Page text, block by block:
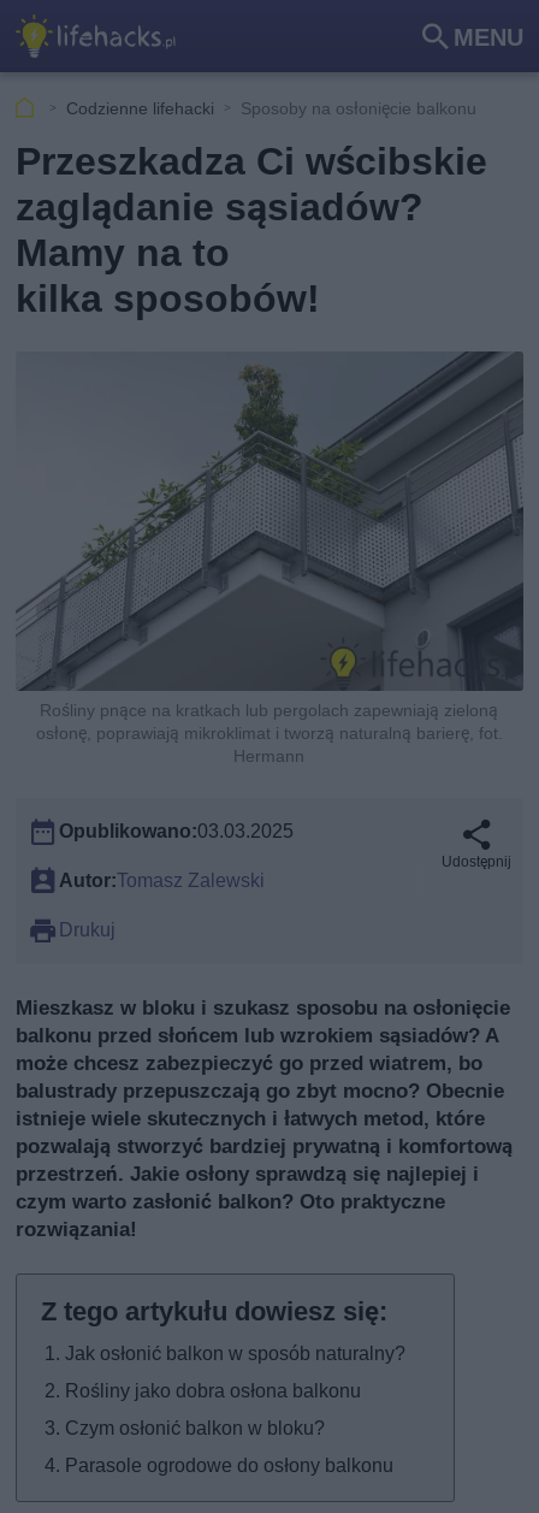
MENU
Szu
kaj
Codzienne lifehacki Sposoby na osłonięcie balkonu
Przeszkadza Ci wścibskie
zaglądanie sąsiadów?
Mamy na to
kilka sposobów!
Rośliny pnące na kratkach lub pergolach zapewniają zieloną
osłonę, poprawiają mikroklimat i tworzą naturalną barierę, fot.
Hermann
Opublikowano:03.03.2025
Autor:Tomasz Zalewski
Drukuj
Udostępnij
Mieszkasz w bloku i szukasz sposobu na osłonięcie
balkonu przed słońcem lub wzrokiem sąsiadów? A
może chcesz zabezpieczyć go przed wiatrem, bo
balustrady przepuszczają go zbyt mocno? Obecnie
istnieje wiele skutecznych i łatwych metod, które
pozwalają stworzyć bardziej prywatną i komfortową
przestrzeń. Jakie osłony sprawdzą się najlepiej i
czym warto zasłonić balkon? Oto praktyczne
rozwiązania!
Jak osłonić balkon w sposób naturalny?
Rośliny jako dobra osłona balkonu
Czym osłonić balkon w bloku?
Parasole ogrodowe do osłony balkonu